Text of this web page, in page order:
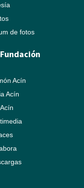
de fotos
Acín
Acín